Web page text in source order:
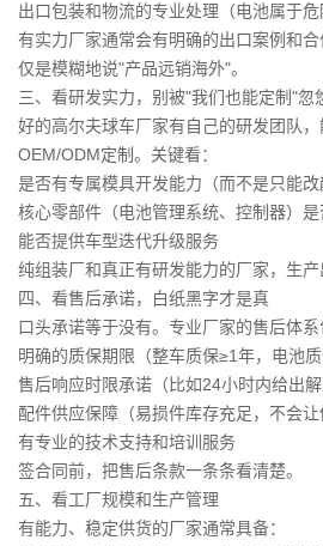
出口包装和物流的专业处理（电池属于危
有实力厂家通常会有明确的出口案例和
仅是模糊地说"产品远销海外"。
三、看研发实力，别被"我们也能定制"忽
好的高尔夫球车厂家有自己的研发团队
OEM/ODM定制。关键看：
是否有专属模具开发能力（而不是只能改
核心零部件（电池管理系统、控制器）
能否提供车型迭代升级服务
纯组装厂和真正有研发能力的厂家，生产
四、看售后承诺，白纸黑字才是真
口头承诺等于没有。专业厂家的售后体系
明确的质保期限（整车质保≥1年，电池质
售后响应时限承诺（比如24小时内给出解
配件供应保障（易损件库存充足，不会让
有专业的技术支持和培训服务
签合同前，把售后条款一条条看清楚。
五、看工厂规模和生产管理
有能力、稳定供货的厂家通常具备：